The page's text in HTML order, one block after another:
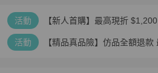
活動 【新人首購】最高現折 $1,200
活動 【精品真品險】仿品全額退款